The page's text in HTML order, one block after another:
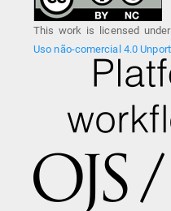
This work is licensed
Uso não-comercial 4.0